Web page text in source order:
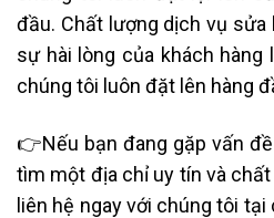
đầu. Chất lượng dịch vụ
sự hài lòng của khách hàng
chúng tôi luôn đặt lên hàng
👉Nếu bạn đang gặp vấn
tìm một địa chỉ uy tín và
liên hệ ngay với chúng tôi